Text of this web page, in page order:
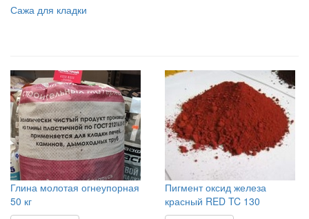
Сажа для кладки
Глина молотая огнеупорная
50 кг
Пигмент оксид железа
красный RED TC 130